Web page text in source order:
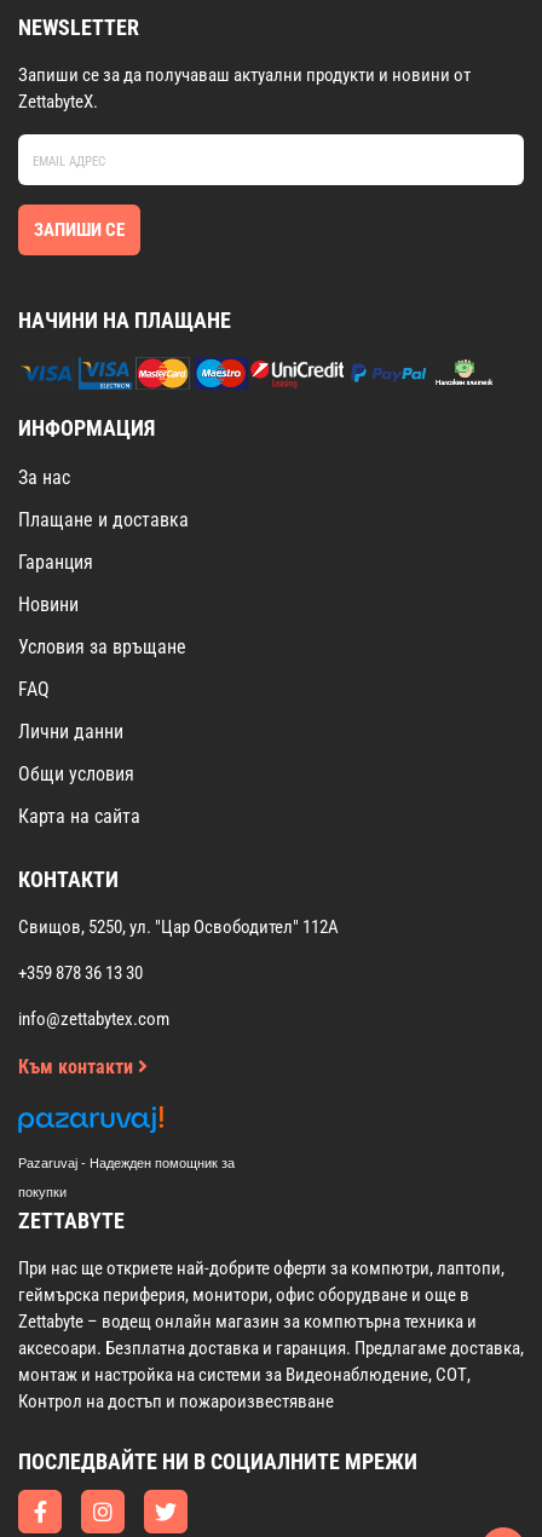
NEWSLETTER
Запиши се за да получаваш актуални продукти и новини от
ZettabyteX.
ЗАПИШИ СЕ
НАЧИНИ НА ПЛАЩАНЕ
ИНФОРМАЦИЯ
За нас
Плащане и доставка
Гаранция
Новини
Условия за връщане
FAQ
Лични данни
Общи условия
Карта на сайта
КОНТАКТИ
Свищов, 5250, ул. "Цар Освободител" 112А
+359 878 36 13 30
info@zettabytex.com
Към контакти
Pazaruvaj - Надежден помощник за
покупки
ZETTABYTE
При нас ще откриете най-добрите оферти за компютри, лаптопи,
геймърска периферия, монитори, офис оборудване и още в
Zettabyte – водещ онлайн магазин за компютърна техника и
аксесоари. Безплатна доставка и гаранция. Предлагаме доставка,
монтаж и настройка на системи за Видеонаблюдение, СОТ,
Контрол на достъп и пожароизвестяване
ПОСЛЕДВАЙТЕ НИ В СОЦИАЛНИТЕ МРЕЖИ